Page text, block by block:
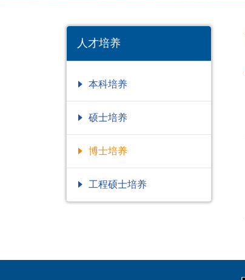
人才培养
本科培养
硕士培养
博士培养
工程硕士培养